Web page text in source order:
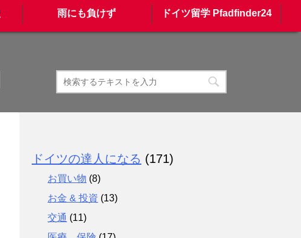
雨にも負けず ドイツ留学 Pfadfinder24
ドイツの達人になる (171)
お買い物 (8)
お金 & 投資 (13)
交通 (11)